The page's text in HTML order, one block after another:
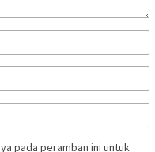
pada peramban ini untuk